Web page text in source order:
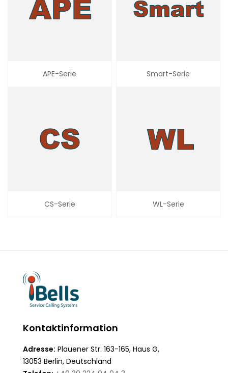
APE-Serie Smart-Serie
CS-Serie WL-Serie
Kontaktinformation
Adresse: Plauener Str. 163-165, Haus G,
13053 Berlin, Deutschland